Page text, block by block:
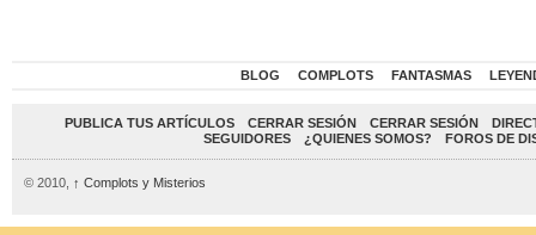
BLOG COMPLOTS FANTASMAS
PUBLICA TUS ARTÍCULOS CERRAR SESIÓN CERRAR SESIÓN
SEGUIDORES
¿QUIENES SOMOS? FOROS DE
© 2010, ↑ Complots y Misterios